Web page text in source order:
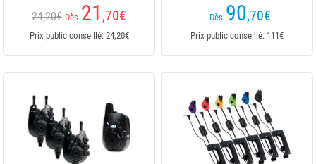
24,20€ Dès 21 ,70€
Prix public conseillé: 24,20€
Dès 90,70€
Prix public conseillé: 111€